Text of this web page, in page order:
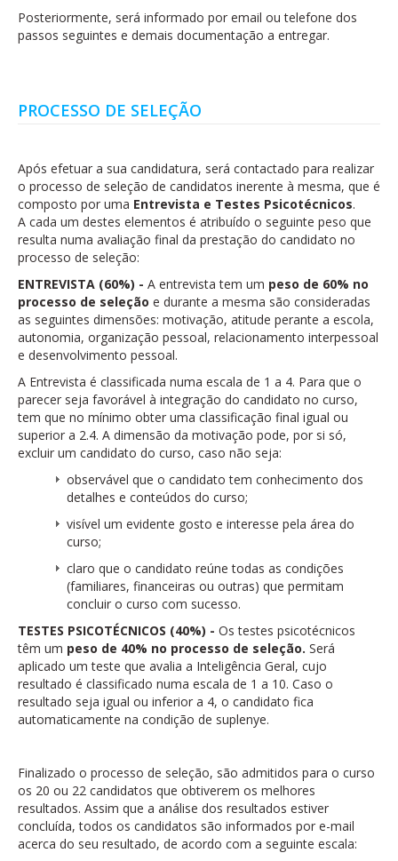
Posteriormente, será informado por email ou telefone dos
passos seguintes e demais documentação a entregar.
PROCESSO DE SELEÇÃO
Após efetuar a sua candidatura, será contactado para realizar
o processo de seleção de candidatos inerente à mesma, que é
composto por uma Entrevista e Testes Psicotécnicos.
A cada um destes elementos é atribuído o seguinte peso que
resulta numa avaliação final da prestação do candidato no
processo de seleção:
ENTREVISTA (60%) - A entrevista tem um peso de 60% no
processo de seleção e durante a mesma são consideradas
as seguintes dimensões: motivação, atitude perante a escola,
autonomia, organização pessoal, relacionamento interpessoal
e desenvolvimento pessoal.
A Entrevista é classificada numa escala de 1 a 4. Para que o
parecer seja favorável à integração do candidato no curso,
tem que no mínimo obter uma classificação final igual ou
superior a 2.4. A dimensão da motivação pode, por si só,
excluir um candidato do curso, caso não seja:
observável que o candidato tem conhecimento dos
detalhes e conteúdos do curso;
visível um evidente gosto e interesse pela área do
curso;
claro que o candidato reúne todas as condições
(familiares, financeiras ou outras) que permitam
concluir o curso com sucesso.
TESTES PSICOTÉCNICOS (40%) - Os testes psicotécnicos
têm um peso de 40% no processo de seleção. Será
aplicado um teste que avalia a Inteligência Geral, cujo
resultado é classificado numa escala de 1 a 10. Caso o
resultado seja igual ou inferior a 4, o candidato fica
automaticamente na condição de suplenye.
Finalizado o processo de seleção, são admitidos para o curso
os 20 ou 22 candidatos que obtiverem os melhores
resultados. Assim que a análise dos resultados estiver
concluída, todos os candidatos são informados por e-mail
acerca do seu resultado, de acordo com a seguinte escala: